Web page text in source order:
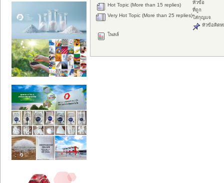
Hot Topic (More than 15 replies)
Very Hot Topic (More than 25 replies)
หัวข้อ
ที่ถูก
ใส่กุญแจ
หัวข้อติดห
โพลล์